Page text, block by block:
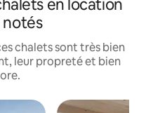
en location
notés
chalets sont très bien
leur propreté et bien